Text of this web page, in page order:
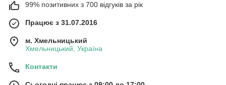
99% позитивних з 700 відгуків за рік
Працює з 31.07.2016
м. Хмельницький
Хмельницький, Україна
Контакти